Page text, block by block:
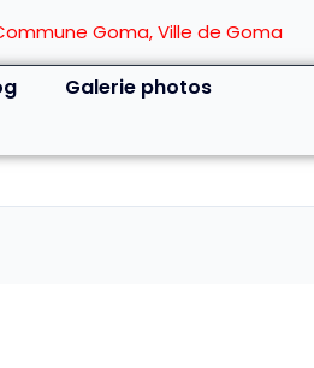
Goma, Ville de Goma
Galerie photos